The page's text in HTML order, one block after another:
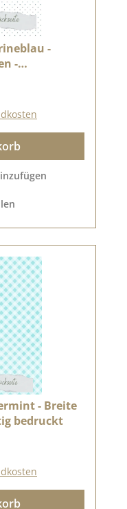
-
-
- Breite
bedruckt